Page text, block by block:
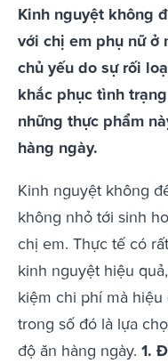
Kinh nguyệt không
với chị em phụ nữ ở
chủ yếu do sự rối
khắc phục tình
những thực phẩm
hàng ngày.
Kinh nguyệt không
không nhỏ tới sinh
chị em. Thực tế có
kinh nguyệt hiệu
kiệm chi phí mà hiệu
trong số đó là lựa
độ ăn hàng ngày. 1.